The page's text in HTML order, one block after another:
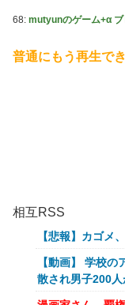
68: mutyunのゲーム+α ブ
普通にもう再生で
相互RSS
【悲報】カゴメ
【動画】 学校
散され男子200